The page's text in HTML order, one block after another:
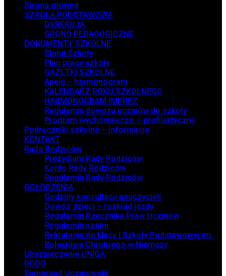
Strona główna
SZKOŁA PODSTAWOWA
DYREKCJA
GRONO PEDAGOGICZNE
DOKUMENTY SZKOLNE
Statut Szkoły
Plan pracy szkoły
GAZETKI SZKOLNE
Apele – harmonogram
KALENDARZ ROKU SZKOLNEGO
HARMONOGRAM IMPREZ
Regulamin dowozu uczniów do szkoły
Program wychowawczo – profilaktyczny
Podręczniki szkolne – informacje
KONTAKT
Rada Rodziców
Prezydium Rady Rodziców
Konto Rady Rodziców
Regulamin Rady Rodziców
OGŁOSZENIA
Godziny konsultacji nauczycieli
Dowóz dzieci – rozkład jazdy
Regulamin Rzecznika Praw Uczniów
Regulamin szatni
Rekrutacja do klasy I Szkoły Podstawowej im.
Bolesława Chrobrego w Niemczy
Ubezpieczenie UNIQA
RODO
Samorząd Uczniowski